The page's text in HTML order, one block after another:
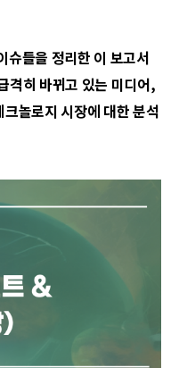
슈들을 정리한 이 보고서
격히 바뀌고 있는 미디어,
놀로지 시장에 대한 분석